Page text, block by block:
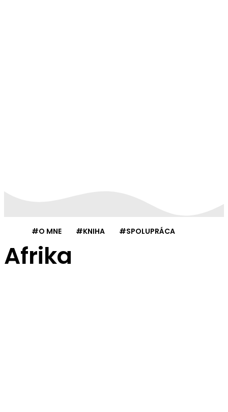
#O MNE #KNIHA #SPOLUPRÁCA
Afrika